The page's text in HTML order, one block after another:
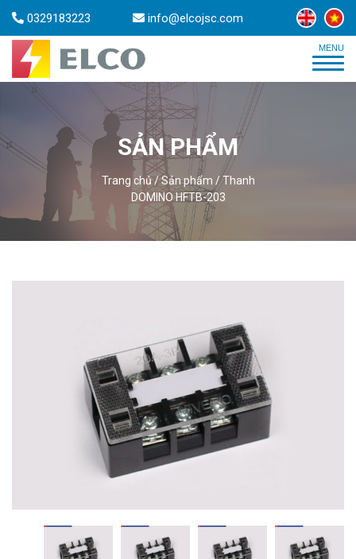
0329183223 info@elcojsc.com
SẢN PHẨM
Trang chủ/Sản phẩm /Thanh
DOMINO HFTB-203